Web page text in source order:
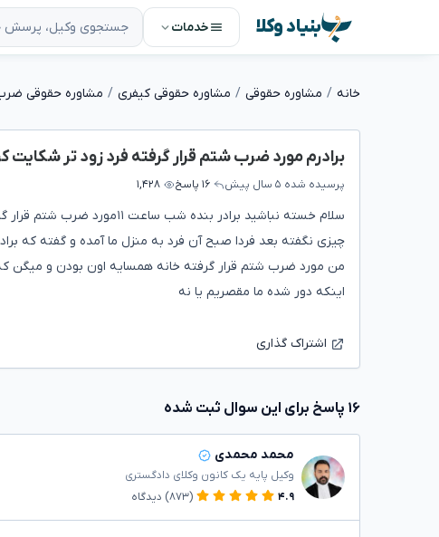
بنیاد وکلا خدمات
خانه مشاوره حقوقی مشاوره حقوقی کیفری مشاوره حقوقی
برادرم مورد ضرب شتم قرار گرفته فرد زود تر
پرسیده شده ۵ سال پیش ۱۶ پاسخ ۱,۴۲۸
چیزی نگفته بعد فردا صبح آن فرد به منزل ما آمده و گفته که
من مورد ضرب شتم قرار گرفته خانه همسایه اون بودن و میگن که
اینکه دور شده ما مقصریم یا نه
اشتراک گذاری
۱۶ پاسخ برای این سوال ثبت شده
محمد محمدی
وکیل پایه یک کانون وکلای دادگستری
۴.۹
(۸۷۳) دیدگاه